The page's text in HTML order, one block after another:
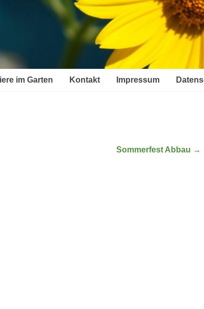
im Garten Kontakt Impressum
Sommerfest Abbau →